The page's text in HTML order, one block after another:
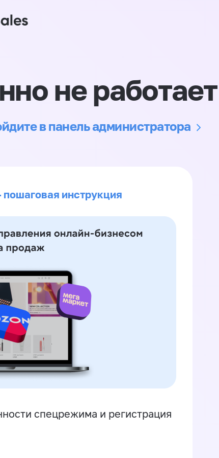
не работает
в панель администратора
пошаговая инструкция
спецрежима и регистрация